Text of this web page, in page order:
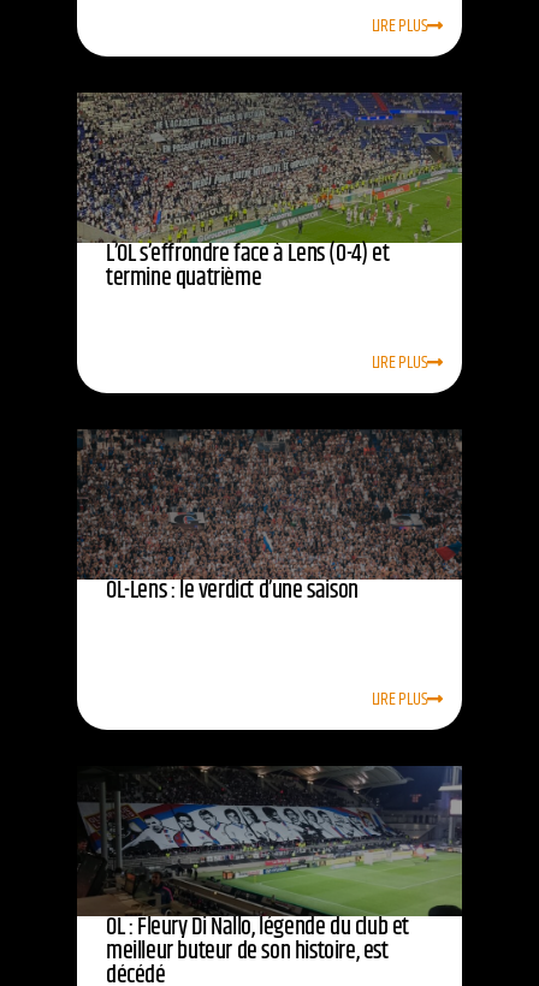
LIRE PLUS
L’OL s’effrondre face à Lens (0-4) et
termine quatrième
LIRE PLUS
OL-Lens : le verdict d’une saison
LIRE PLUS
OL : Fleury Di Nallo, légende du club et
meilleur buteur de son histoire, est
décédé